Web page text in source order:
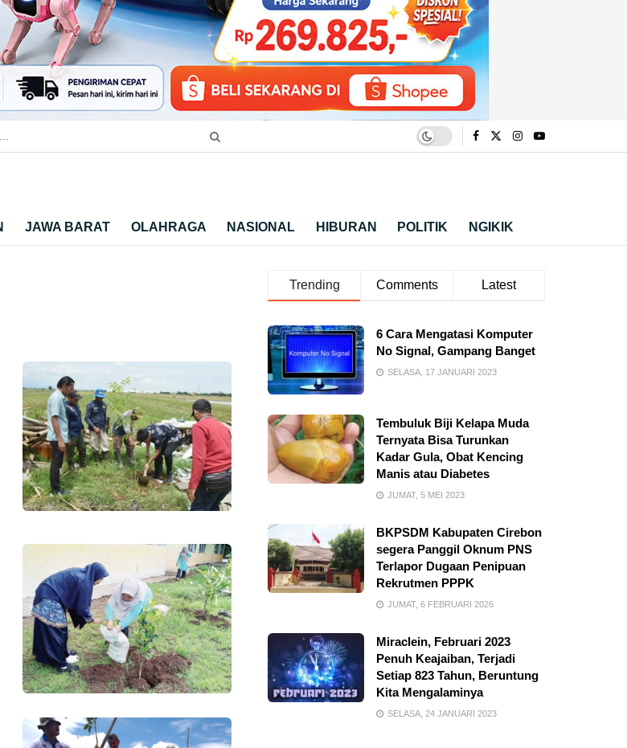
JAWA BARAT OLAHRAGA NASIONAL HIBURAN POLITIK NGIKIK
Trending Comments Latest
6 Cara Mengatasi Komputer
No Signal, Gampang Banget
SELASA, 17 JANUARI 2023
Tembuluk Biji Kelapa Muda
Ternyata Bisa Turunkan
Kadar Gula, Obat Kencing
Manis atau Diabetes
JUMAT, 5 MEI 2023
BKPSDM Kabupaten Cirebon
segera Panggil Oknum PNS
Terlapor Dugaan Penipuan
Rekrutmen PPPK
JUMAT, 6 FEBRUARI 2026
Miraclein, Februari 2023
Penuh Keajaiban, Terjadi
Setiap 823 Tahun, Beruntung
Kita Mengalaminya
SELASA, 24 JANUARI 2023